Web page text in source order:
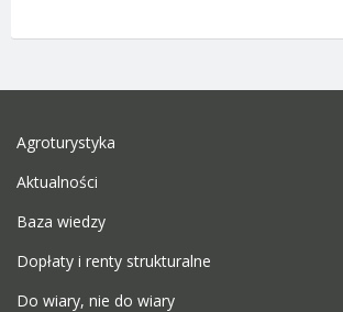
Agroturystyka
Aktualności
Baza wiedzy
Dopłaty i renty strukturalne
Do wiary, nie do wiary